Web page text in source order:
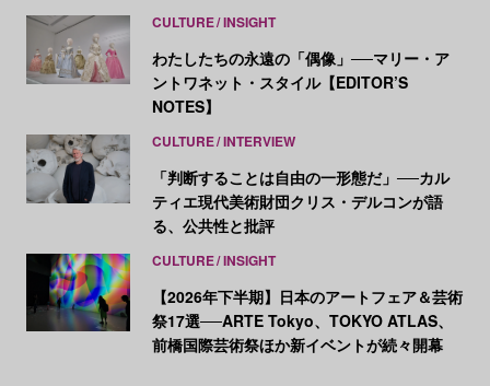
CULTURE INSIGHT
わたしたちの永遠の「偶像」──マリー・ア
ントワネット・スタイル【EDITOR’S
NOTES】
CULTURE INTERVIEW
「判断することは自由の一形態だ」──カル
ティエ現代美術財団クリス・デルコンが語
る、公共性と批評
CULTURE INSIGHT
【2026年下半期】日本のアートフェア＆芸術
祭17選──ARTE Tokyo、TOKYO ATLAS、
前橋国際芸術祭ほか新イベントが続々開幕